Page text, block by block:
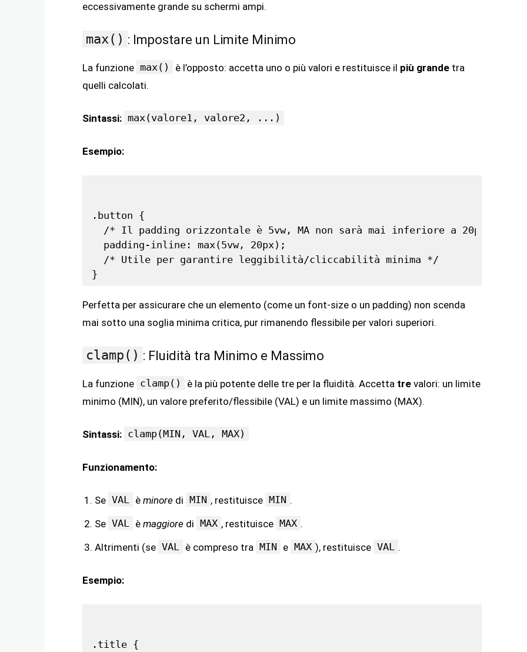
eccessivamente grande su schermi ampi.
max() : Impostare un Limite Minimo
La funzione max() è l’opposto: accetta uno o più valori e restituisce il più grande tra
quelli calcolati.
Sintassi: max(valore1, valore2, ...)
Esempio:
.button {
  /* Il padding orizzontale è 5vw, MA non sarà mai inferiore a 20px */
  padding-inline: max(5vw, 20px);
  /* Utile per garantire leggibilità/cliccabilità minima */
Perfetta per assicurare che un elemento (come un font-size o un padding) non scenda
mai sotto una soglia minima critica, pur rimanendo flessibile per valori superiori.
clamp() : Fluidità tra Minimo e Massimo
La funzione clamp() è la più potente delle tre per la fluidità. Accetta tre valori: un limite
minimo (MIN), un valore preferito/flessibile (VAL) e un limite massimo (MAX).
Sintassi: clamp(MIN, VAL, MAX)
Funzionamento:
Se VAL è minore di MIN , restituisce MIN .
Se VAL è maggiore di MAX , restituisce MAX .
Altrimenti (se VAL è compreso tra MIN e MAX ), restituisce VAL .
Esempio:
.title {